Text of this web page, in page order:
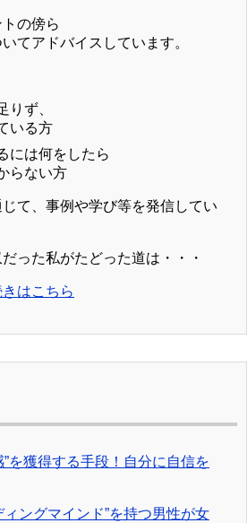
の傍ら
てアドバイスしています。
りず、
いる方
には何をしたら
らない方
て、事例や学び等を発信してい
った私がたどった道は・・・
はこちら
を獲得する手段！自分に自信を
ィングマインド”を持つ男性が女